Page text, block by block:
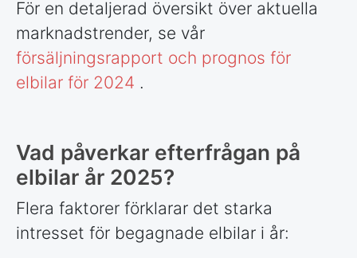
För en detaljerad översikt över aktuella
marknadstrender, se vår
försäljningsrapport och prognos för
elbilar för 2024 .
Vad påverkar efterfrågan på
elbilar år 2025?
Flera faktorer förklarar det starka
intresset för begagnade elbilar i år: